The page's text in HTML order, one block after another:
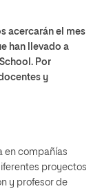
acercarán el mes
han llevado a
Por
y
en compañías
proyectos
y profesor de